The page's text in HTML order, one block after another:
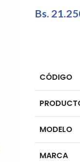
Bs.
CÓDIGO
MODELO
MARCA